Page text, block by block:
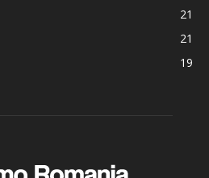
21
21
19